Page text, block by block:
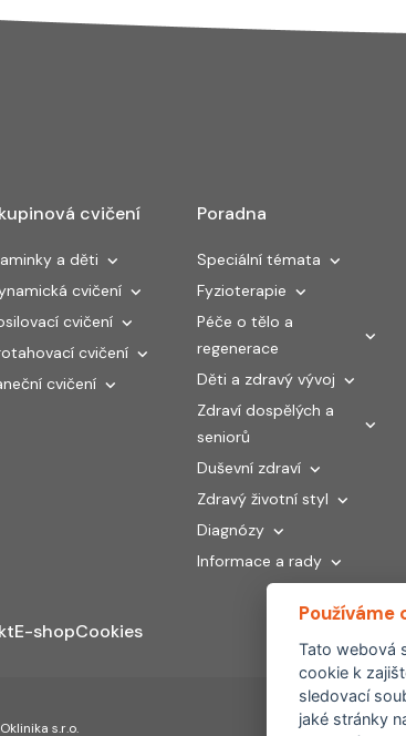
cvičení
a děti
cvičení
cvičení
cvičení
cvičení
Poradna
Speciální témata
Fyzioterapie
Péče o tělo a
regenerace
Děti a zdravý vývoj
Zdraví dospělých a
seniorů
Duševní zdraví
Zdravý životní styl
Diagnózy
Informace a rady
E-shopCookies
s.r.o.
Používáme
Tato webová
cookie k
sledovací
jaké stránky